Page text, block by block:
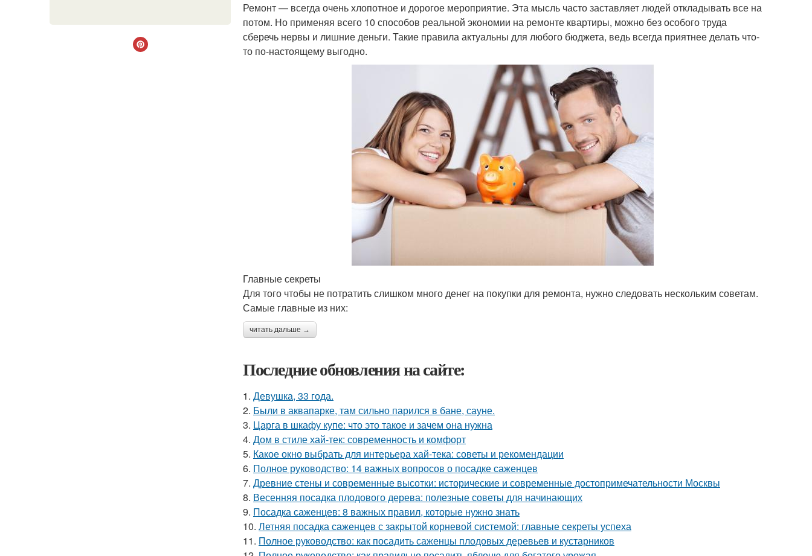
Ремонт — всегда очень хлопотное и дорогое мероприятие. Эта мысль часто заставляет людей откладывать все на
потом. Но применяя всего 10 способов реальной экономии на ремонте квартиры, можно без особого труда
сберечь нервы и лишние деньги. Такие правила актуальны для любого бюджета, ведь всегда приятнее делать что-
то по-настоящему выгодно.
Главные секреты
Для того чтобы не потратить слишком много денег на покупки для ремонта, нужно следовать нескольким советам.
Самые главные из них:
читать дальше →
Последние обновления на сайте:
1. Девушка, 33 года.
2. Были в аквапарке, там сильно парился в бане, сауне.
3. Царга в шкафу купе: что это такое и зачем она нужна
4. Дом в стиле хай-тек: современность и комфорт
5. Какое окно выбрать для интерьера хай-тека: советы и рекомендации
6. Полное руководство: 14 важных вопросов о посадке саженцев
7. Древние стены и современные высотки: исторические и современные достопримечательности Москвы
8. Весенняя посадка плодового дерева: полезные советы для начинающих
9. Посадка саженцев: 8 важных правил, которые нужно знать
10. Летняя посадка саженцев с закрытой корневой системой: главные секреты успеха
11. Полное руководство: как посадить саженцы плодовых деревьев и кустарников